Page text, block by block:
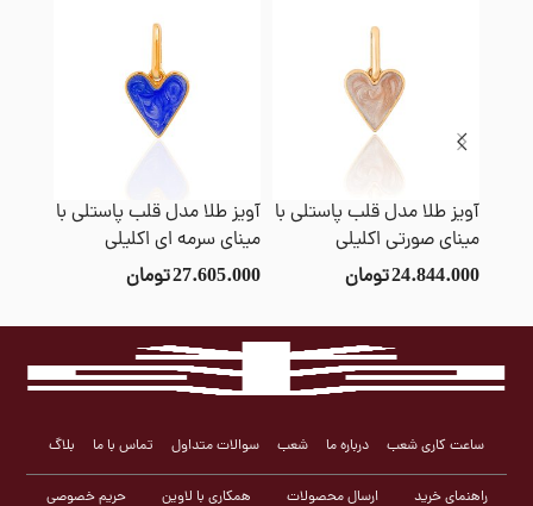
آویز طلا مدل قلب پاستلی با
مینای صورتی اکلیلی
24.844.000تومان
آویز طلا مدل قلب پاستلی با
مینای سرمه ای اکلیلی
27.605.000تومان
ساعت کاری شعب درباره ما شعب سوالات متداول تماس با ما بلاگ
راهنمای خرید ارسال محصولات همکاری با لاوین حریم خصوصی